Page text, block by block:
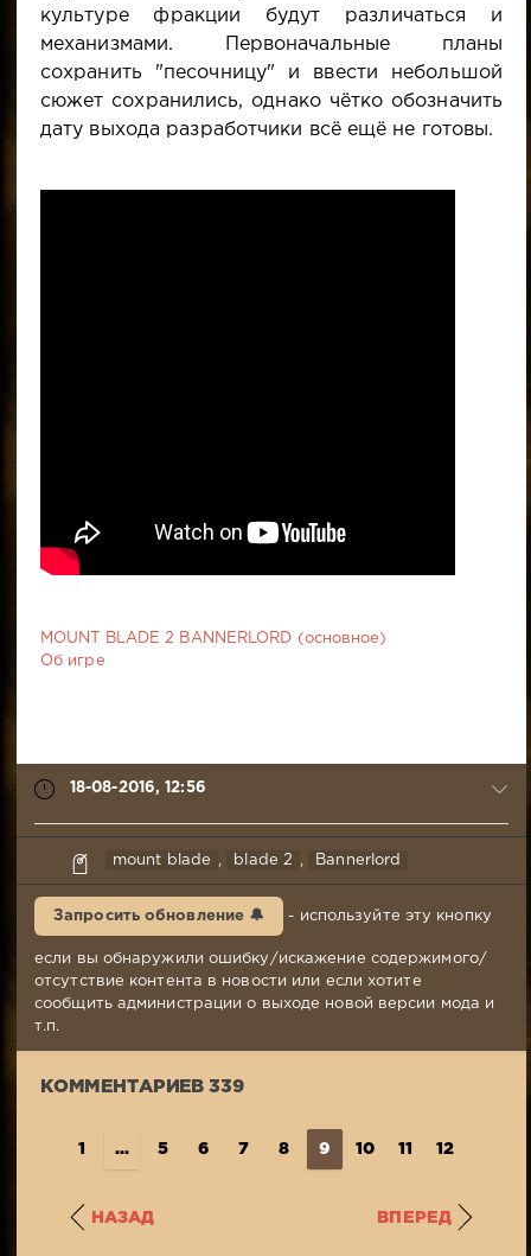
культуре фракции будут различаться и
механизмами. Первоначальные планы
сохранить "песочницу" и ввести небольшой
сюжет сохранились, однако чётко обозначить
дату выхода разработчики всё ещё не готовы.
MOUNT BLADE 2 BANNERLORD (основное)
Об игре
18-08-2016, 12:56
syabr
18-
12:56
339
mount blade blade 2 Bannerlord
Запросить обновление 🔔 - используйте эту кнопку
если вы обнаружили ошибку/искажение содержимого/
отсутствие контента в новости или если хотите
сообщить администрации о выходе новой версии мода и
т.п.
КОММЕНТАРИЕВ 339
1 ... 5 6 7 8 9 10 11 12
НАЗАД ВПЕРЕД